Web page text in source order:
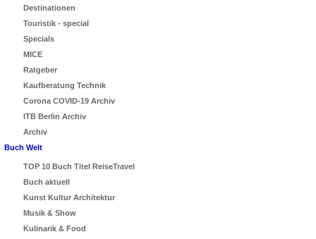
Destinationen
Touristik - special
Specials
MICE
Ratgeber
Kaufberatung Technik
Corona COVID-19 Archiv
ITB Berlin Archiv
Archiv
Buch Welt
TOP 10 Buch Titel ReiseTravel
Buch aktuell
Kunst Kultur Architektur
Musik & Show
Kulinarik & Food